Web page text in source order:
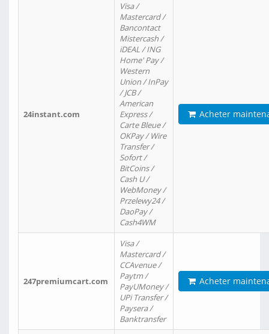
24instant.com
Visa /
Mastercard /
Bancontact
Mistercash /
iDEAL / ING
Home' Pay /
Western
Union / InPay
/ JCB /
American
Express /
Carte Bleue /
OKPay / Wire
Transfer /
Sofort /
BitCoins /
Cash U /
WebMoney /
Przelewy24 /
DaoPay /
Cash4WM
Acheter
247premiumcart.com
Visa /
Mastercard /
CCAvenue /
Paytm /
PayUMoney /
UPi Transfer /
Paysera /
Banktransfer
Acheter